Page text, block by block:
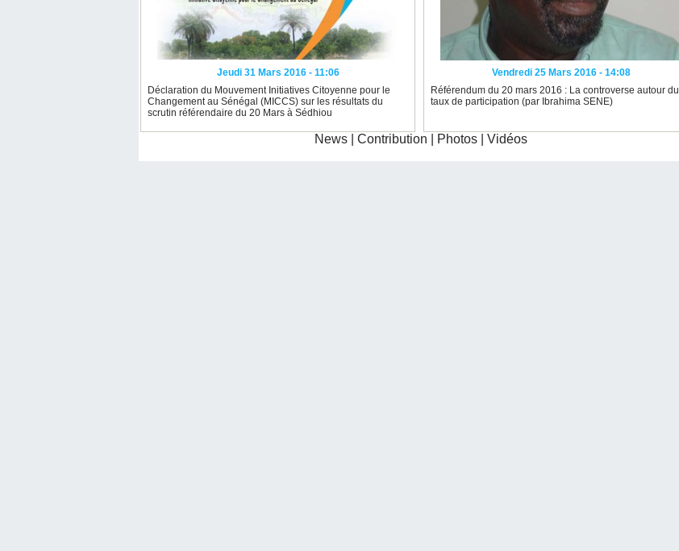
Jeudi 31 Mars 2016 - 11:06
Déclaration du Mouvement Initiatives Citoyenne pour le
Changement au Sénégal (MICCS) sur les résultats du
scrutin référendaire du 20 Mars à Sédhiou
Vendredi 25 Mars 2016 - 14:08
Référendum du 20 mars 2016 : La controverse autour du
taux de participation (par Ibrahima SENE)
News Contribution Photos Vidéos